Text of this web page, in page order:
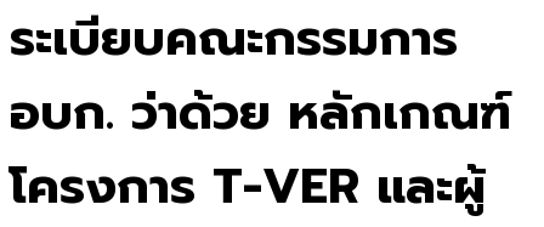
ระเบียบคณะกรรมการ
อบก. ว่าด้วย หลักเกณฑ์
โครงการ T-VER และผู้